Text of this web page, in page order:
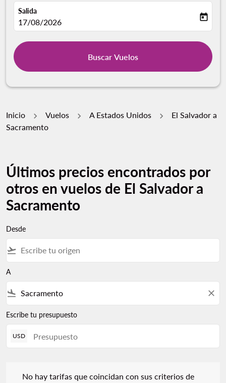
Salida
fc-booking-departure-date-aria-label
17/08/2026 today
Buscar Vuelos
Inicio Vuelos A Estados Unidos
El Salvador a
Sacramento
Últimos precios encontrados por
otros en vuelos de El Salvador a
Sacramento
Desde
flight_takeoff
A
flight_land close
Escribe tu presupuesto
USD
No hay tarifas que coincidan con sus criterios de